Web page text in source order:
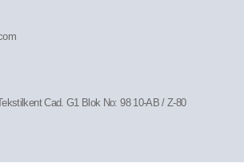
Cad. G1 Blok No: 98 10-AB / Z-80